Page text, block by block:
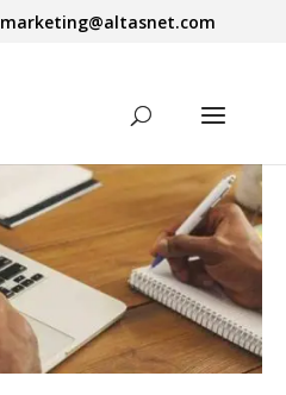
marketing@altasnet.com